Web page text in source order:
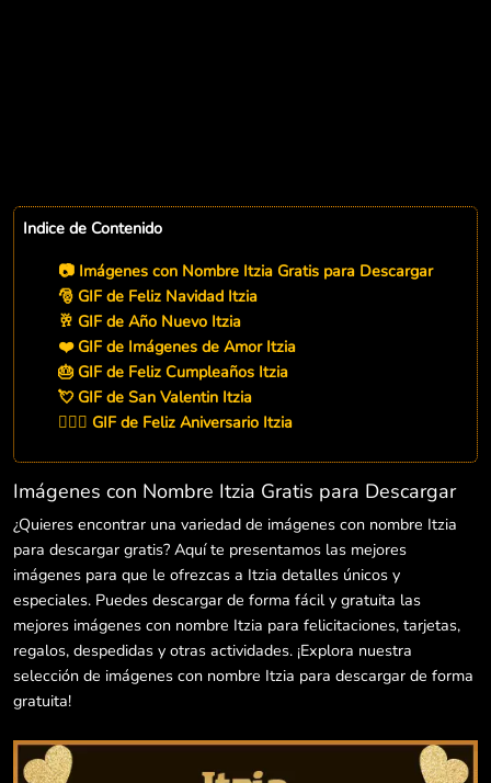
Indice de Contenido
📷 Imágenes con Nombre Itzia Gratis para Descargar
🎅 GIF de Feliz Navidad Itzia
🥂 GIF de Año Nuevo Itzia
❤️ GIF de Imágenes de Amor Itzia
🎂 GIF de Feliz Cumpleaños Itzia
💘 GIF de San Valentin Itzia
👨‍❤️‍👨 GIF de Feliz Aniversario Itzia
Imágenes con Nombre Itzia Gratis para Descargar
¿Quieres encontrar una variedad de imágenes con nombre Itzia
para descargar gratis? Aquí te presentamos las mejores
imágenes para que le ofrezcas a Itzia detalles únicos y
especiales. Puedes descargar de forma fácil y gratuita las
mejores imágenes con nombre Itzia para felicitaciones, tarjetas,
regalos, despedidas y otras actividades. ¡Explora nuestra
selección de imágenes con nombre Itzia para descargar de forma
gratuita!